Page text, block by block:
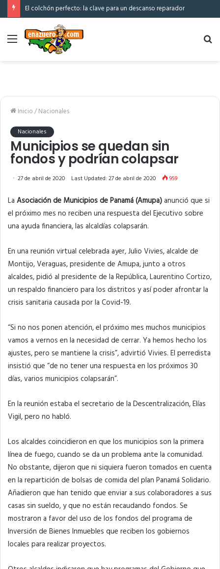
El colchón perfecto: la clave para un descanso reparador
Menú
Inicio/Nacionales
Nacionales
Municipios se quedan sin
fondos y podrían colapsar
27 de abril de 2020 Last Updated: 27 de abril de 2020 959
La Asociación de Municipios de Panamá (Amupa)anunció que si
el próximo mes no reciben una respuesta del Ejecutivo sobre
una ayuda financiera, las alcaldías colapsarán.
En una reunión virtual celebrada ayer, Julio Vivies, alcalde de
Montijo, Veraguas, presidente de Amupa, junto a otros
alcaldes, pidió al presidente de la República,Laurentino Cortizo,
un respaldo financiero para los distritos y así poder afrontar la
crisis sanitaria causada por la Covid-19.
“Si no nos ponen atención, el próximo mes muchos municipios
vamos a vernos en la necesidad de cerrar. Ya hemos hecho los
ajustes, pero se mantiene la crisis”, advirtió Vivies. El perredista
insistió que “de no tener una respuesta en los próximos 30
días, varios municipios colapsarán”.
En la reunión estaba el secretario de la Descentralización, Elías
Vigil, pero no habló.
Los alcaldes coincidieron en que los municipios son la primera
línea de fuego, cuando se da un problema ante la comunidad.
No obstante, dijeron que ni siquiera fueron tomados en cuenta
en la repartición de bolsas de comida del plan Panamá Solidario.
Añadieron que han tenido que enviar a sus colaboradores a sus
casas sin sueldo, y que no están recaudando fondos. Se
mostraron a favor del uso de los fondos del programa de
Inversión de Bienes Inmuebles que reciben los gobiernos
locales para realizar proyectos.